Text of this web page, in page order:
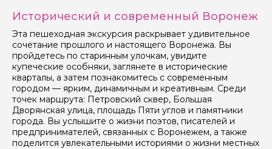
Исторический и современный Воронеж
Эта пешеходная экскурсия раскрывает удивительное
сочетание прошлого и настоящего Воронежа. Вы
пройдетесь по старинным улочкам, увидите
купеческие особняки, заглянете в исторические
кварталы, а затем познакомитесь с современным
городом — ярким, динамичным и креативным. Среди
точек маршрута: Петровский сквер, Большая
Дворянская улица, площадь Пяти углов и памятники
города. Вы услышите о жизни поэтов, писателей и
предпринимателей, связанных с Воронежем, а также
поделится увлекательными историями о жизни местных